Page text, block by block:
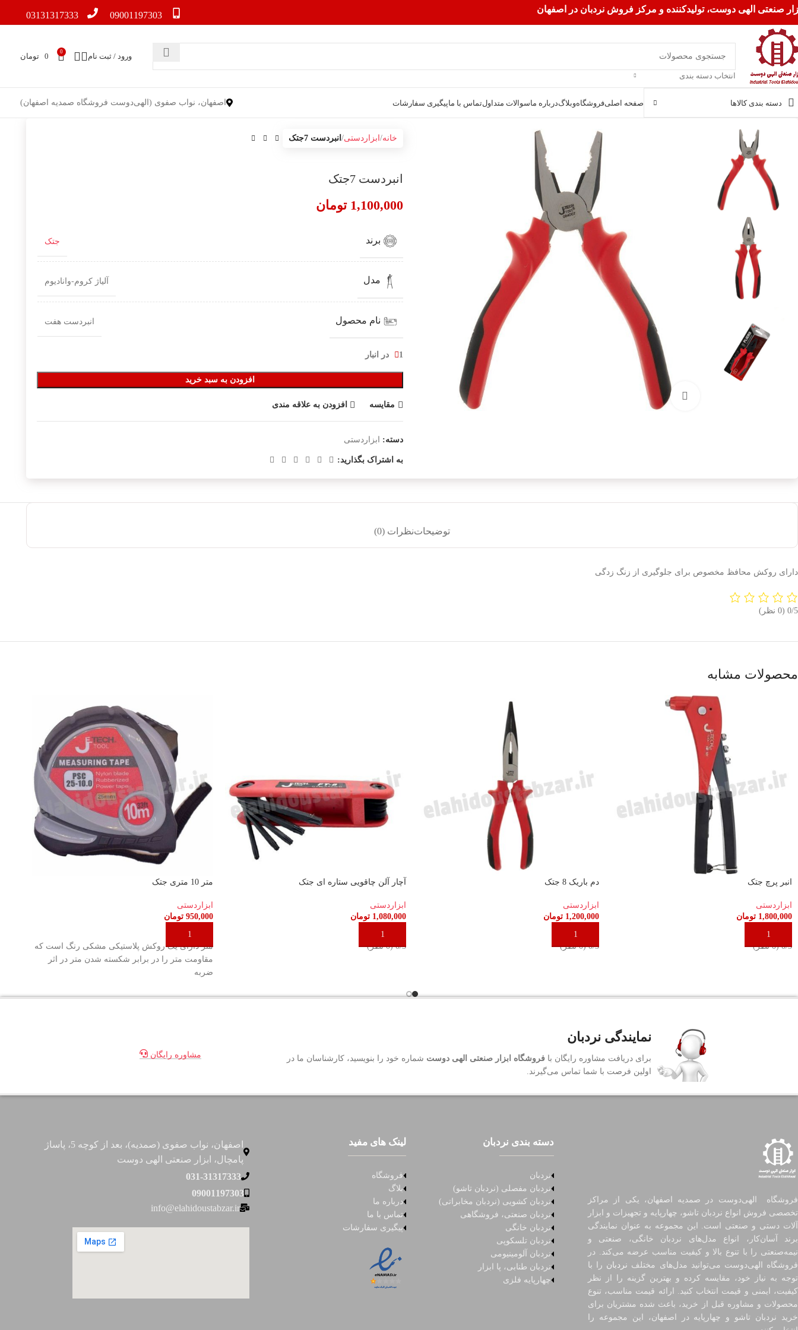
صنعتی الهی دوست، تولیدکننده و مرکز فروش نردبان در اصفهان
09001197303
03131317333
انتخاب دسته بندی
ورود / ثبت نام
0
0 تومان
دسته بندی کالاها صفحه اصلیفروشگاهوبلاگدرباره ماسوالات متداولتماس با ماپیگیری سفارشات اصفهان، نواب صفوی (الهی‌دوست فروشگاه صمدیه اصفهان)
بزرگنمایی تصویر
خانه ابزاردستی انبردست 7جتک
انبردست 7جتک
1,100,000 تومان
برند جتک
مدل آلیاژ کروم-وانادیوم
نام محصول انبردست هفت
1 در انبار
افزودن به سبد خرید
مقایسه افزودن به علاقه مندی
دسته: ابزاردستی
به اشتراک بگذارید:
توضیحاتنظرات (0)
دارای روکش محافظ مخصوص برای جلوگیری از زنگ زدگی
‫0/5 ‫(0 نظر)
محصولات مشابه
انبر پرچ جتک
ابزاردستی
1,800,000 تومان
افزودن به سبد خرید
‫0/5 ‫(0 نظر)
دم باریک 8 جتک
ابزاردستی
1,200,000 تومان
افزودن به سبد خرید
‫0/5 ‫(0 نظر)
آچار آلن چاقویی ستاره ای جتک
ابزاردستی
1,080,000 تومان
افزودن به سبد خرید
‫0/5 ‫(0 نظر)
متر 10 متری جتک
ابزاردستی
950,000 تومان
افزودن به سبد خرید
متر دارای یک روکش پلاستیکی مشکی رنگ است که
مقاومت متر را در برابر شکسته شدن متر در اثر
ضربه
نمایندگی نردبان
برای دریافت مشاوره رایگان با فروشگاه ابزار صنعتی الهی دوست شماره خود را بنویسید، کارشناسان ما در
اولین فرصت با شما تماس می‌گیرند.
مشاوره رایگان
فروشگاه الهی‌دوست در صمدیه اصفهان، یکی از مراکز
تخصصی فروش انواع نردبان تاشو، چهارپایه و تجهیزات و ابزار
آلات دستی و صنعتی است. این مجموعه به عنوان نمایندگی
برند آسان‌کار، انواع مدل‌های نردبان خانگی، صنعتی و
نیمه‌صنعتی را با تنوع بالا و کیفیت مناسب عرضه می‌کند. در
فروشگاه الهی‌دوست می‌توانید مدل‌های مختلف نردبان را با
توجه به نیاز خود، مقایسه کرده و بهترین گزینه را از نظر
کیفیت، ایمنی و قیمت انتخاب کنید. ارائه قیمت مناسب، تنوع
محصولات و مشاوره قبل از خرید، باعث شده مشتریان برای
خرید نردبان تاشو و چهارپایه در اصفهان، این مجموعه را
دسته بندی نردبان
نردبان
نردبان مفصلی (نردبان تاشو)
نردبان کشویی (نردبان مخابراتی)
نردبان صنعتی، فروشگاهی
نردبان خانگی
نردبان تلسکوپی
نردبان آلومینیومی
نردبان طنابی، پا ابزار
چهارپایه فلزی
لینک های مفید
فروشگاه
بلاگ
درباره ما
تماس با ما
پیگیری سفارشات
اصفهان، نواب صفوی (صمدیه)، بعد از کوچه 5، پاساژ
پامچال، ابزار صنعتی الهی دوست
031-31317333
09001197303
info@elahidoustabzar.ir